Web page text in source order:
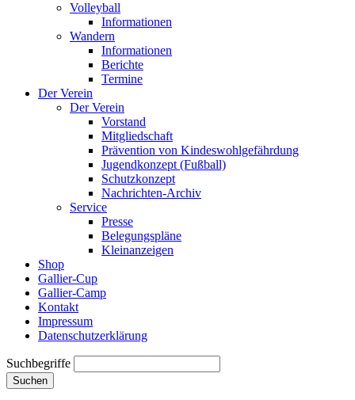
Volleyball
Informationen
Wandern
Informationen
Berichte
Termine
Der Verein
Der Verein
Vorstand
Mitgliedschaft
Prävention von Kindeswohlgefährdung
Jugendkonzept (Fußball)
Schutzkonzept
Nachrichten-Archiv
Service
Presse
Belegungspläne
Kleinanzeigen
Shop
Gallier-Cup
Gallier-Camp
Kontakt
Impressum
Datenschutzerklärung
Suchbegriffe
Suchen